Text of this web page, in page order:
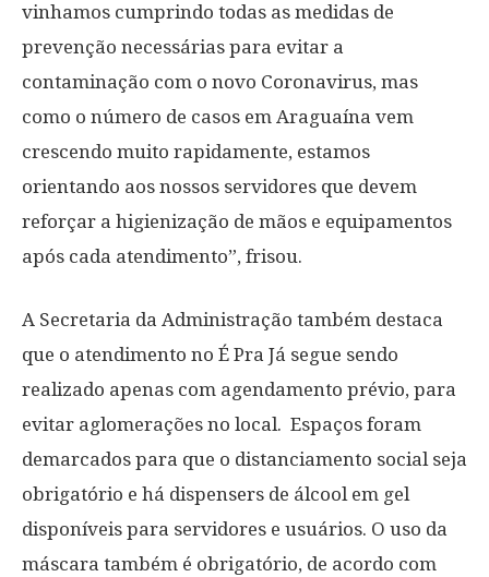
vinhamos cumprindo todas as medidas de
prevenção necessárias para evitar a
contaminação com o novo Coronavirus, mas
como o número de casos em Araguaína vem
crescendo muito rapidamente, estamos
orientando aos nossos servidores que devem
reforçar a higienização de mãos e equipamentos
após cada atendimento”, frisou.
A Secretaria da Administração também destaca
que o atendimento no É Pra Já segue sendo
realizado apenas com agendamento prévio, para
evitar aglomerações no local. Espaços foram
demarcados para que o distanciamento social seja
obrigatório e há dispensers de álcool em gel
disponíveis para servidores e usuários. O uso da
máscara também é obrigatório, de acordo com